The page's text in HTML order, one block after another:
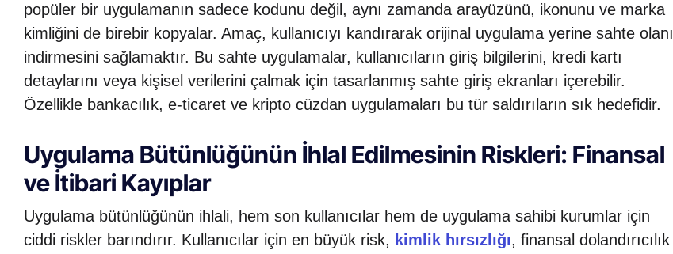
popüler bir uygulamanın sadece kodunu değil, aynı zamanda arayüzünü, ikonunu ve marka
kimliğini de birebir kopyalar. Amaç, kullanıcıyı kandırarak orijinal uygulama yerine sahte olanı
indirmesini sağlamaktır. Bu sahte uygulamalar, kullanıcıların giriş bilgilerini, kredi kartı
detaylarını veya kişisel verilerini çalmak için tasarlanmış sahte giriş ekranları içerebilir.
Özellikle bankacılık, e-ticaret ve kripto cüzdan uygulamaları bu tür saldırıların sık hedefidir.
Uygulama Bütünlüğünün İhlal Edilmesinin Riskleri: Finansal
ve İtibari Kayıplar
Uygulama bütünlüğünün ihlali, hem son kullanıcılar hem de uygulama sahibi kurumlar için
ciddi riskler barındırır. Kullanıcılar için en büyük risk, kimlik hırsızlığı, finansal dolandırıcılık